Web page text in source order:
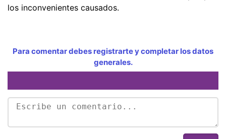
los inconvenientes causados.
Para comentar debes registrarte y completar los datos
generales.